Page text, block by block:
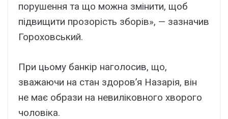
порушення та що можна змінити, щоб
підвищити прозорість зборів», — зазначив
Гороховський.
При цьому банкір наголосив, що,
зважаючи на стан здоров’я Назарія, він
не має образи на невиліковного хворого
чоловіка.